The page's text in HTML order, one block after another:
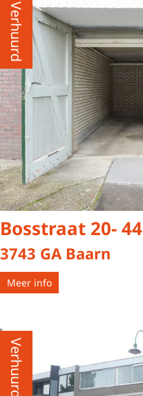
Verhuurd
Bosstraat 20- 44
3743 GA Baarn
Meer info
Verhuurd